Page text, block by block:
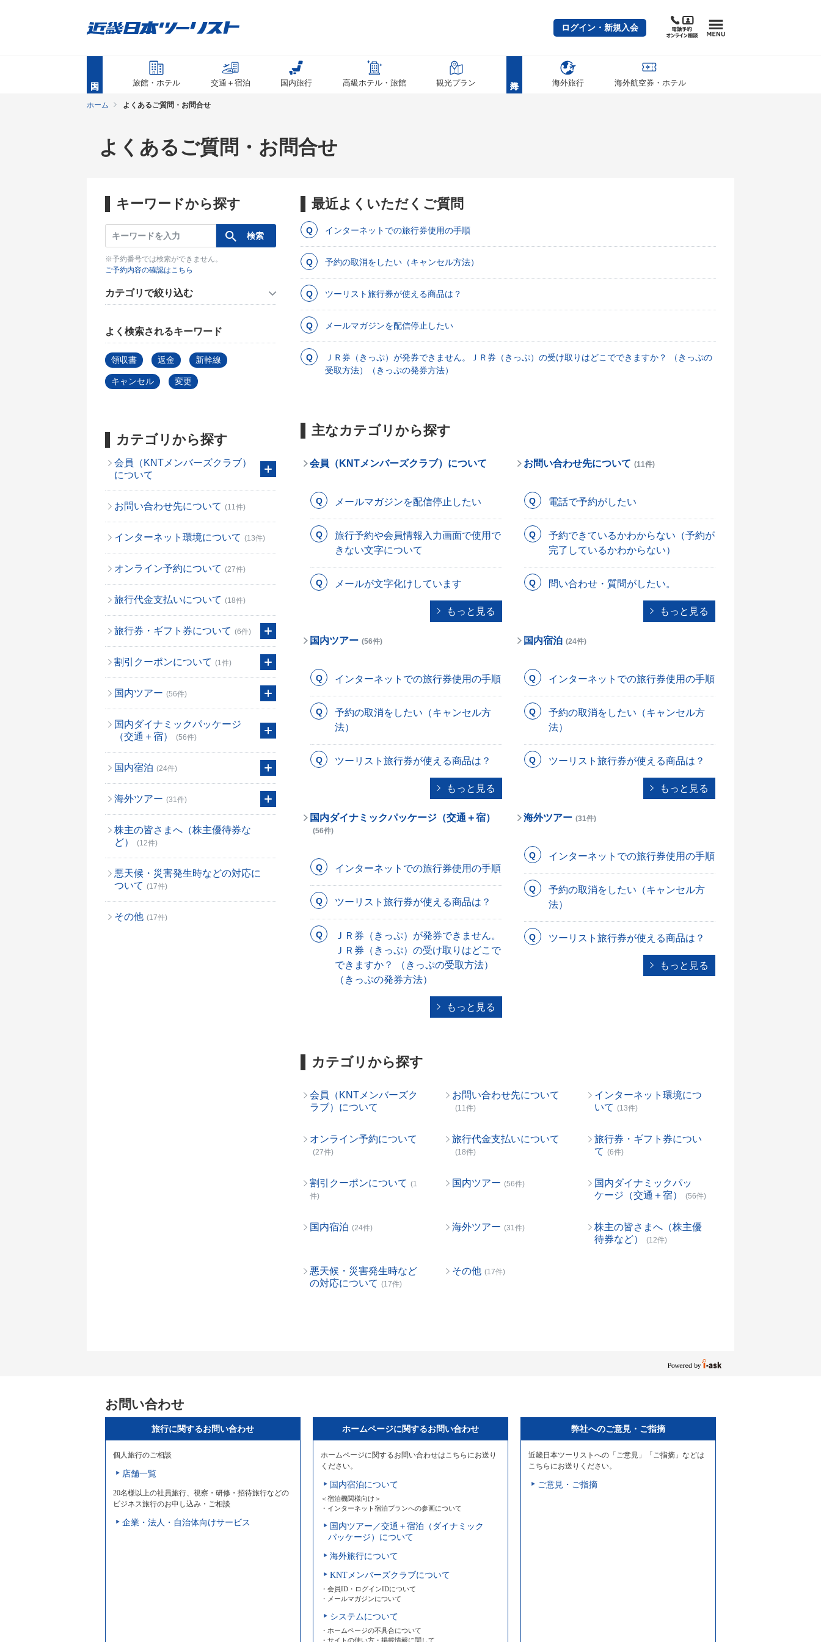
ログイン・新規入会
旅館・ホテル 交通＋宿泊 国内旅行 高級ホテル・旅館 観光プラン 海外旅行 海外航空券・ホテル
ホーム よくあるご質問・お問合せ
よくあるご質問・お問合せ
キーワードから探す
※予約番号では検索ができません。
ご予約内容の確認はこちら
カテゴリで絞り込む
よく検索されるキーワード
領収書 返金 新幹線
キャンセル 変更
カテゴリから探す
会員（KNTメンバーズクラブ）
について
お問い合わせ先について (11件)
インターネット環境について (13件)
オンライン予約について (27件)
旅行代金支払いについて (18件)
旅行券・ギフト券について (6件)
割引クーポンについて (1件)
国内ツアー (56件)
国内ダイナミックパッケージ
（交通＋宿）
(56件)
国内宿泊 (24件)
海外ツアー (31件)
株主の皆さまへ（株主優待券な
ど）
(12件)
悪天候・災害発生時などの対応に
ついて (17件)
その他 (17件)
最近よくいただくご質問
インターネットでの旅行券使用の手順
予約の取消をしたい（キャンセル方法）
ツーリスト旅行券が使える商品は？
メールマガジンを配信停止したい
ＪＲ券（きっぷ）が発券できません。ＪＲ券（きっぷ）の受け取りはどこでできますか？ （きっぷの
受取方法）（きっぷの発券方法）
主なカテゴリから探す
会員（KNTメンバーズクラブ）について
メールマガジンを配信停止したい
旅行予約や会員情報入力画面で使用で
きない文字について
メールが文字化けしています
もっと見る
お問い合わせ先について (11件)
電話で予約がしたい
予約できているかわからない（予約が
完了しているかわからない）
問い合わせ・質問がしたい。
もっと見る
国内ツアー (56件)
インターネットでの旅行券使用の手順
予約の取消をしたい（キャンセル方
法）
ツーリスト旅行券が使える商品は？
もっと見る
国内宿泊 (24件)
インターネットでの旅行券使用の手順
予約の取消をしたい（キャンセル方
法）
ツーリスト旅行券が使える商品は？
もっと見る
国内ダイナミックパッケージ（交通＋宿）
(56件)
インターネットでの旅行券使用の手順
ツーリスト旅行券が使える商品は？
ＪＲ券（きっぷ）が発券できません。
ＪＲ券（きっぷ）の受け取りはどこで
できますか？ （きっぷの受取方法）
（きっぷの発券方法）
もっと見る
海外ツアー (31件)
インターネットでの旅行券使用の手順
予約の取消をしたい（キャンセル方
法）
ツーリスト旅行券が使える商品は？
もっと見る
カテゴリから探す
会員（KNTメンバーズク
ラブ）について
お問い合わせ先について
(11件)
インターネット環境につ
いて (13件)
オンライン予約について
(27件)
旅行代金支払いについて
(18件)
旅行券・ギフト券につい
て (6件)
割引クーポンについて (1
件)
国内ツアー (56件)
国内ダイナミックパッ
ケージ（交通＋宿）
(56件)
国内宿泊 (24件) 海外ツアー (31件)
株主の皆さまへ（株主優
待券など）
(12件)
悪天候・災害発生時など
の対応について (17件)
その他 (17件)
お問い合わせ
旅行に関するお問い合わせ
個人旅行のご相談
店舗一覧
20名様以上の社員旅行、視察・研修・招待旅行などの
ビジネス旅行のお申し込み・ご相談
企業・法人・自治体向けサービス
ホームページに関するお問い合わせ
ホームページに関するお問い合わせはこちらにお送り
ください。
国内宿泊について
＜宿泊機関様向け＞
・インターネット宿泊プランへの参画について
国内ツアー／交通＋宿泊（ダイナミック
パッケージ）について
海外旅行について
KNTメンバーズクラブについて
・会員ID・ログインIDについて
・メールマガジンについて
システムについて
・ホームページの不具合について
・サイトの使い方・掲載情報に関して
弊社へのご意見・ご指摘
近畿日本ツーリストへの「ご意見」「ご指摘」などは
こちらにお送りください。
ご意見・ご指摘